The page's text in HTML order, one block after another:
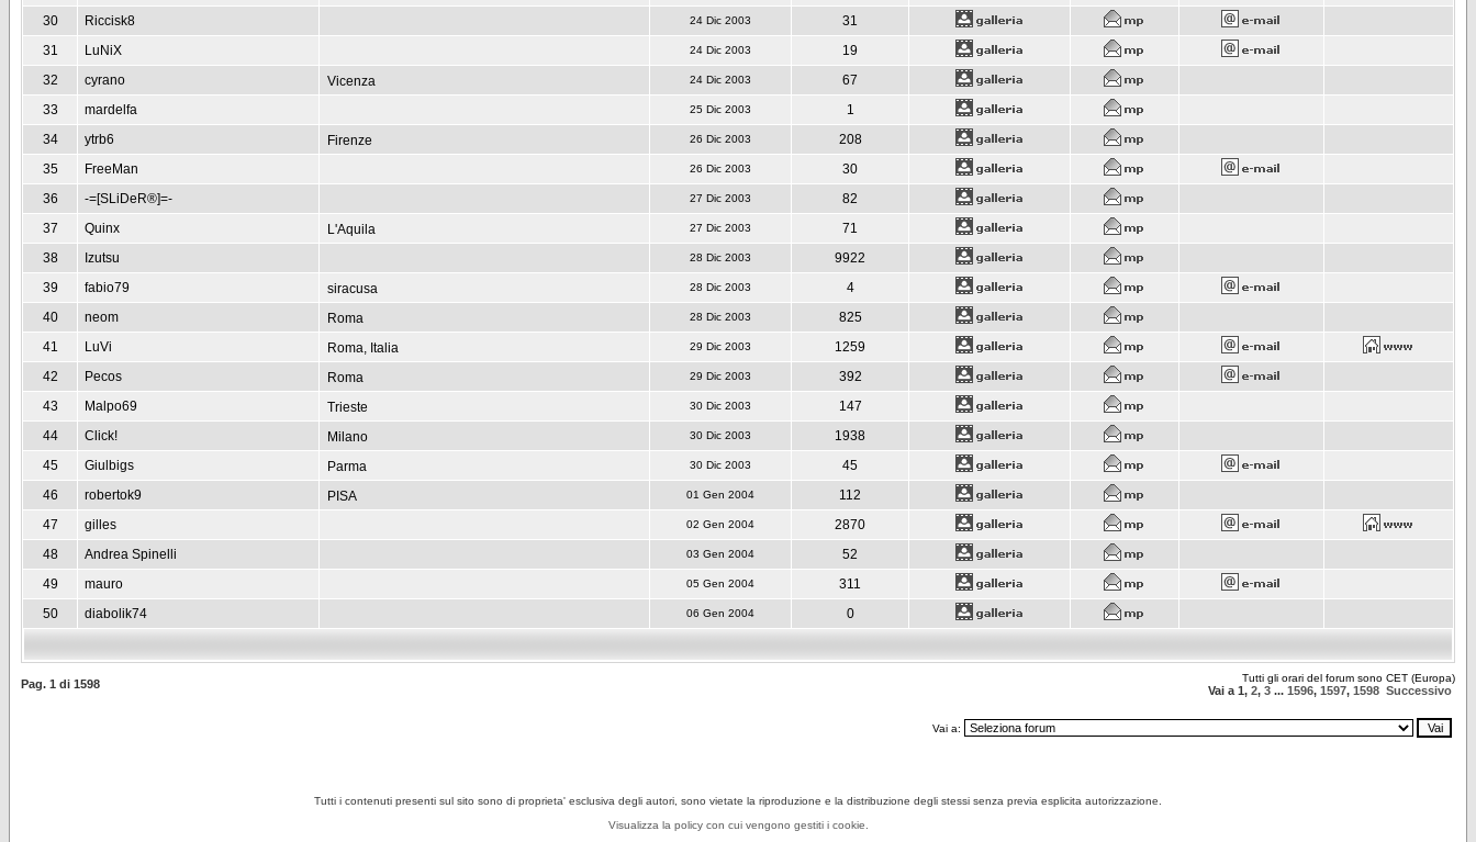
30
Riccisk8 24 Dic 2003
31
31
LuNiX 24 Dic 2003
19
32
cyrano Vicenza 24 Dic 2003
67
33
mardelfa 25 Dic 2003
1
34
ytrb6 Firenze 26 Dic 2003
208
35
FreeMan 26 Dic 2003
30
36
-=[SLiDeR®]=- 27 Dic 2003
82
37
Quinx L'Aquila 27 Dic 2003
71
38
Izutsu 28 Dic 2003
9922
39
fabio79 siracusa 28 Dic 2003
4
40
neom Roma 28 Dic 2003
825
41
LuVi Roma, Italia 29 Dic 2003
1259
42
Pecos Roma 29 Dic 2003
392
43
Malpo69 Trieste 30 Dic 2003
147
44
Click! Milano 30 Dic 2003
1938
45
Giulbigs Parma 30 Dic 2003
45
46
robertok9 PISA 01 Gen 2004
112
47
gilles 02 Gen 2004
2870
48
Andrea Spinelli 03 Gen 2004
52
49
mauro 05 Gen 2004
311
50
diabolik74 06 Gen 2004 0
Pag. 1 di 1598 Tutti gli orari del forum sono CET (Europa)
Vai a 1, 2, 3 ... 1596, 1597, 1598 Successivo
Vai a:
Tutti i contenuti presenti sul sito sono di proprieta' esclusiva degli autori, sono vietate la riproduzione e la distribuzione degli stessi senza previa esplicita autorizzazione.
Visualizza la policy con cui vengono gestiti i cookie.